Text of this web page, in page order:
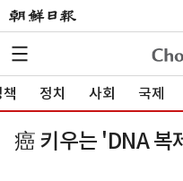
정치 사회 국제
癌 키우는 'DNA 복